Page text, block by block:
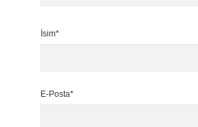
İsim*
E-Posta*